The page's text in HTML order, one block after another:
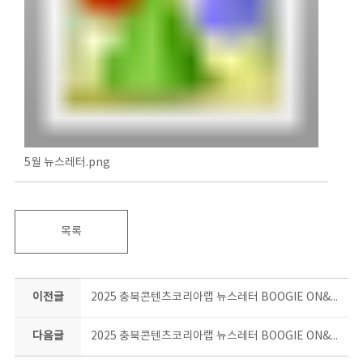
5월 뉴스레터.png
목록
이전글 2025 충북콘텐츠코리아랩 뉴스레터 BOOGIE ON&ON 4월호
다음글 2025 충북콘텐츠코리아랩 뉴스레터 BOOGIE ON&ON 6월호